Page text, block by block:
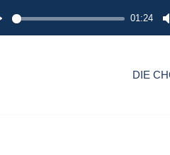
01:24
DIE